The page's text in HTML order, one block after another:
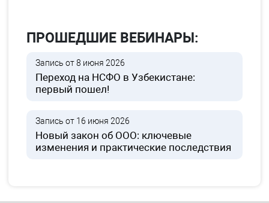
ПРОШЕДШИЕ ВЕБИНАРЫ:
Запись от 8 июня 2026
Переход на НСФО в Узбекистане:
первый пошел!
Запись от 16 июня 2026
Новый закон об ООО: ключевые
изменения и практические последствия